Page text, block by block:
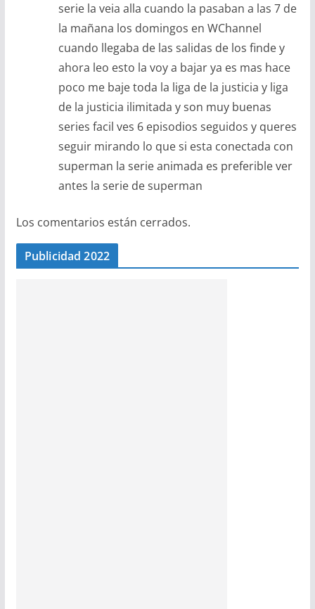
serie la veia alla cuando la pasaban a las 7 de
la mañana los domingos en WChannel
cuando llegaba de las salidas de los finde y
ahora leo esto la voy a bajar ya es mas hace
poco me baje toda la liga de la justicia y liga
de la justicia ilimitada y son muy buenas
series facil ves 6 episodios seguidos y queres
seguir mirando lo que si esta conectada con
superman la serie animada es preferible ver
antes la serie de superman
Los comentarios están cerrados.
Publicidad 2022